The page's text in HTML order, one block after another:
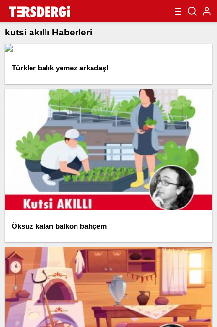
kutsi akıllı Haberleri
Türkler balık yemez arkadaş!
Öksüz kalan balkon bahçem